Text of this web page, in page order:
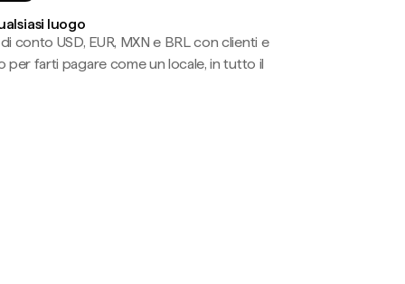
luogo
conto USD, EUR, MXN e BRL con clienti e
farti pagare come un locale, in tutto il